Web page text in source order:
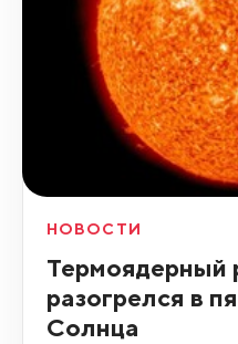
НОВОСТИ
Термоядерный
разогрелся в
Солнца